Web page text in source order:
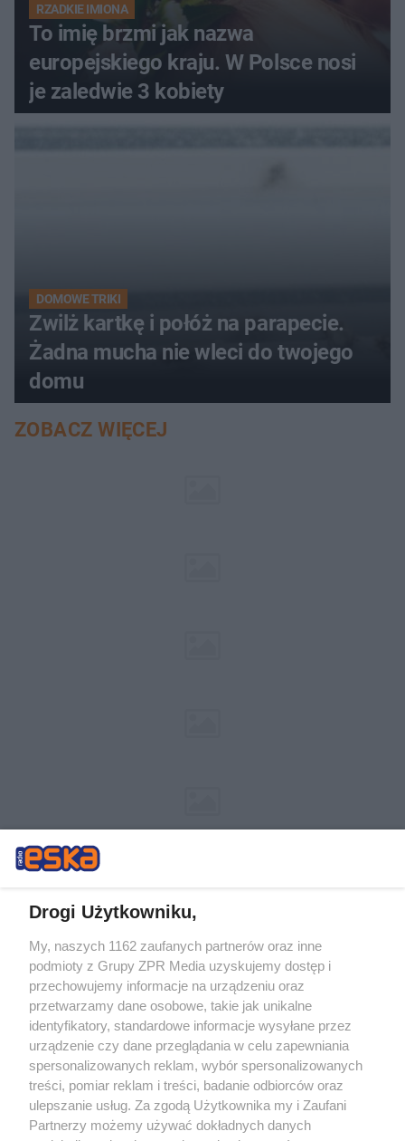
RZADKIE IMIONA
To imię brzmi jak nazwa
europejskiego kraju. W Polsce nosi
je zaledwie 3 kobiety
DOMOWE TRIKI
Zwilż kartkę i połóż na parapecie.
Żadna mucha nie wleci do twojego
domu
ZOBACZ WIĘCEJ
Żaden utwór zamieszczony w serwisie nie może być powielany i
rozpowszechniany lub dalej rozpowszechniany w jakikolwiek sposób (w
tym także elektroniczny lub mechaniczny) na jakimkolwiek polu
eksploatacji w jakiejkolwiek formie, włącznie z umieszczaniem w
Internecie bez pisemnej zgody właściciela praw. Jakiekolwiek użycie lub
wykorzystanie utworów w całości lub w części z naruszeniem prawa,
tzn. bez właściwej zgody, jest zabronione pod groźbą kary i może być
ścigane prawnie.
Drogi Użytkowniku,
My, naszych 1162 zaufanych partnerów oraz inne
podmioty z Grupy ZPR Media uzyskujemy dostęp i
przechowujemy informacje na urządzeniu oraz
przetwarzamy dane osobowe, takie jak unikalne
identyfikatory, standardowe informacje wysyłane przez
urządzenie czy dane przeglądania w celu zapewniania
spersonalizowanych reklam, wybór spersonalizowanych
treści, pomiar reklam i treści, badanie odbiorców oraz
ulepszanie usług. Za zgodą Użytkownika my i Zaufani
Partnerzy możemy używać dokładnych danych